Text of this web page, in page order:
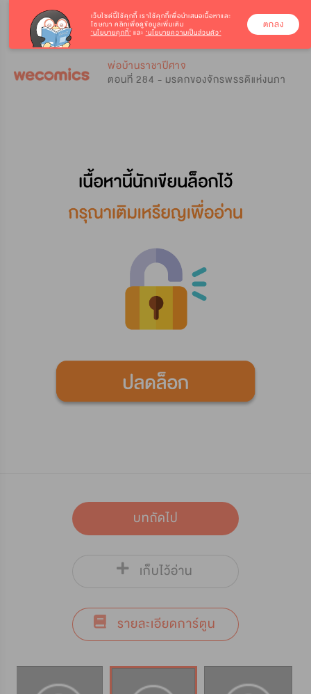
พ่อบ้านราชาปีศาจ
ตอนที่ 284 - มรดกของจักรพรรดิแห่งนภา
บทถัดไป
เก็บไว้อ่าน
รายละเอียดการ์ตูน
เว็บไซต์นี้ใช้คุกกี้ เราใช้คุกกี้เพื่อนำเสนอเนื้อหาและ
โฆษณา คลิกเพื่อดูข้อมูลเพิ่มเติม
‘นโยบายคุกกี้’ และ ‘นโยบายความเป็นส่วนตัว’
ตกลง